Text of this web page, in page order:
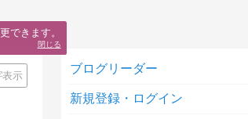
表示 ブログリーダー
新規登録・ログイン
できます。
閉じる